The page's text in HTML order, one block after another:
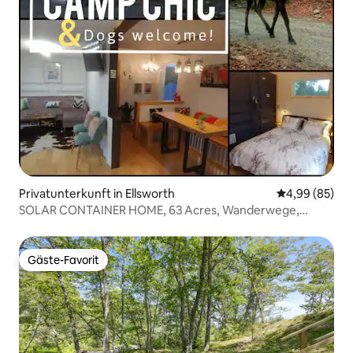
Privatunterkunft in Ellsworth
4,99 (85)
SOLAR CONTAINER HOME, 63 Acres, Wanderwege,
Gäste-Favorit
Gäste-Favorit